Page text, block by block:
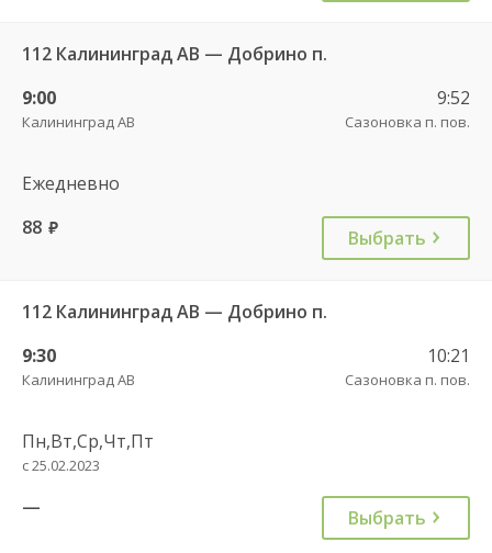
112 Калининград АВ — Добрино п.
9:00
Калининград АВ
9:52
Сазоновка п. пов.
Ежедневно
88 руб. Выбрать
112 Калининград АВ — Добрино п.
9:30
Калининград АВ
10:21
Сазоновка п. пов.
Пн,Вт,Ср,Чт,Пт
с 25.02.2023
— Выбрать